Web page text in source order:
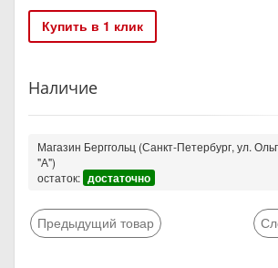
Купить в 1 клик
Наличие
Магазин Берггольц (Санкт-Петербург, ул.
"А")
остаток: достаточно
Предыдущий товар